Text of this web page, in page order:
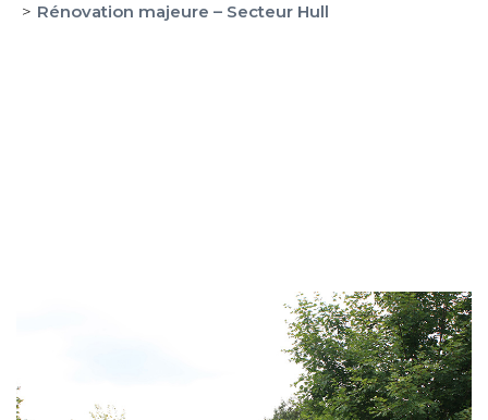
Rénovation majeure – Secteur Hull